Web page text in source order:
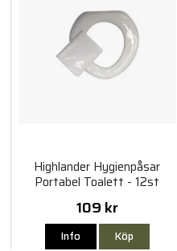
Highlander Hygienpåsar
Portabel Toalett - 12st
109 kr
Info Köp